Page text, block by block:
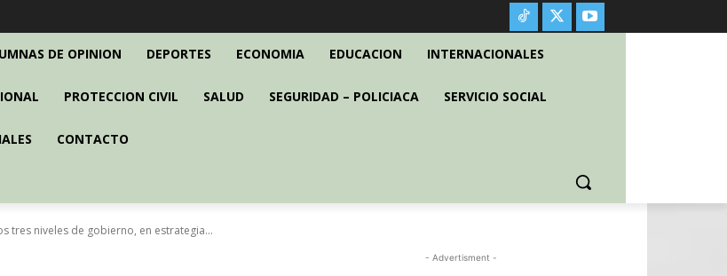
DE OPINION DEPORTES ECONOMIA EDUCACION INTERNACIONALES
PROTECCION CIVIL SALUD SEGURIDAD – POLICIACA SERVICIO SOCIAL
CONTACTO
tres niveles de gobierno, en estrategia...
- Advertisment -